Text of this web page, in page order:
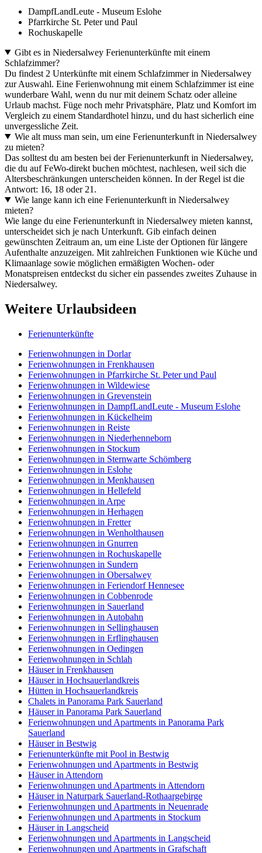
DampfLandLeute - Museum Eslohe
Pfarrkirche St. Peter und Paul
Rochuskapelle
Gibt es in Niedersalwey Ferienunterkünfte mit einem
Schlafzimmer?
Du findest 2 Unterkünfte mit einem Schlafzimmer in Niedersalwey
zur Auswahl. Eine Ferienwohnung mit einem Schlafzimmer ist eine
wunderbare Wahl, wenn du nur mit deinem Schatz oder alleine
Urlaub machst. Füge noch mehr Privatsphäre, Platz und Komfort im
Vergleich zu einem Standardhotel hinzu, und du hast sicherlich eine
unvergessliche Zeit.
Wie alt muss man sein, um eine Ferienunterkunft in Niedersalwey
zu mieten?
Das solltest du am besten bei der Ferienunterkunft in Niedersalwey,
die du auf FeWo-direkt buchen möchtest, nachlesen, weil sich die
Altersbeschränkungen unterscheiden können. In der Regel ist die
Antwort: 16, 18 oder 21.
Wie lange kann ich eine Ferienunterkunft in Niedersalwey
mieten?
Wie lange du eine Ferienunterkunft in Niedersalwey mieten kannst,
unterscheidet sich je nach Unterkunft. Gib einfach deinen
gewünschten Zeitraum an, um eine Liste der Optionen für längere
Aufenthalte anzuzeigen. Mit zahlreichen Funktionen wie Küche und
Klimaanlage sowie möglichen ermäßigten Wochen- oder
Monatspreisen entdeckst du sicher ein passendes zweites Zuhause in
Niedersalwey.
Weitere Urlaubsideen
Ferienunterkünfte
Ferienwohnungen in Dorlar
Ferienwohnungen in Frenkhausen
Ferienwohnungen in Pfarrkirche St. Peter und Paul
Ferienwohnungen in Wildewiese
Ferienwohnungen in Grevenstein
Ferienwohnungen in DampfLandLeute - Museum Eslohe
Ferienwohnungen in Kückelheim
Ferienwohnungen in Reiste
Ferienwohnungen in Niederhenneborn
Ferienwohnungen in Stockum
Ferienwohnungen in Sternwarte Schömberg
Ferienwohnungen in Eslohe
Ferienwohnungen in Menkhausen
Ferienwohnungen in Hellefeld
Ferienwohnungen in Arpe
Ferienwohnungen in Herhagen
Ferienwohnungen in Fretter
Ferienwohnungen in Wenholthausen
Ferienwohnungen in Gnurren
Ferienwohnungen in Rochuskapelle
Ferienwohnungen in Sundern
Ferienwohnungen in Obersalwey
Ferienwohnungen in Feriendorf Hennesee
Ferienwohnungen in Cobbenrode
Ferienwohnungen in Sauerland
Ferienwohnungen in Autobahn
Ferienwohnungen in Sellinghausen
Ferienwohnungen in Erflinghausen
Ferienwohnungen in Oedingen
Ferienwohnungen in Schlah
Häuser in Frenkhausen
Häuser in Hochsauerlandkreis
Hütten in Hochsauerlandkreis
Chalets in Panorama Park Sauerland
Häuser in Panorama Park Sauerland
Ferienwohnungen und Apartments in Panorama Park
Sauerland
Häuser in Bestwig
Ferienunterkünfte mit Pool in Bestwig
Ferienwohnungen und Apartments in Bestwig
Häuser in Attendorn
Ferienwohnungen und Apartments in Attendorn
Häuser in Naturpark Sauerland-Rothaargebirge
Ferienwohnungen und Apartments in Neuenrade
Ferienwohnungen und Apartments in Stockum
Häuser in Langscheid
Ferienwohnungen und Apartments in Langscheid
Ferienwohnungen und Apartments in Grafschaft